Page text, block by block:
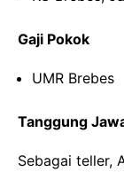
Gaji Pokok
UMR Brebes
Tanggung
Sebagai teller,